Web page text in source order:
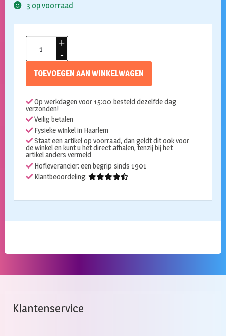
3 op voorraad
aantal
TOEVOEGEN AAN WINKELWAGEN
Op werkdagen voor 15:00 besteld dezelfde dag
verzonden!
Veilig betalen
Fysieke winkel in Haarlem
Staat een artikel op voorraad, dan geldt dit ook voor
de winkel en kunt u het direct afhalen, tenzij bij het
artikel anders vermeld
Hofleverancier: een begrip sinds 1901
Klantbeoordeling:
Klantenservice